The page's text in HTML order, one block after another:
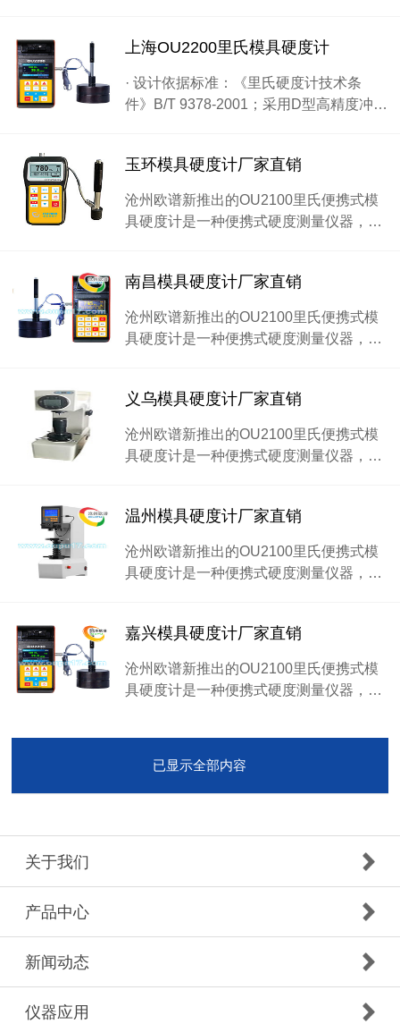
上海OU2200里氏模具硬度计
· 设计依据标准：《里氏硬度计技术条
件》B/T 9378-2001；采用D型高精度冲…
玉环模具硬度计厂家直销
沧州欧谱新推出的OU2100里氏便携式模
具硬度计是一种便携式硬度测量仪器，…
南昌模具硬度计厂家直销
沧州欧谱新推出的OU2100里氏便携式模
具硬度计是一种便携式硬度测量仪器，…
义乌模具硬度计厂家直销
沧州欧谱新推出的OU2100里氏便携式模
具硬度计是一种便携式硬度测量仪器，…
温州模具硬度计厂家直销
沧州欧谱新推出的OU2100里氏便携式模
具硬度计是一种便携式硬度测量仪器，…
嘉兴模具硬度计厂家直销
沧州欧谱新推出的OU2100里氏便携式模
具硬度计是一种便携式硬度测量仪器，…
已显示全部内容
关于我们
产品中心
新闻动态
仪器应用